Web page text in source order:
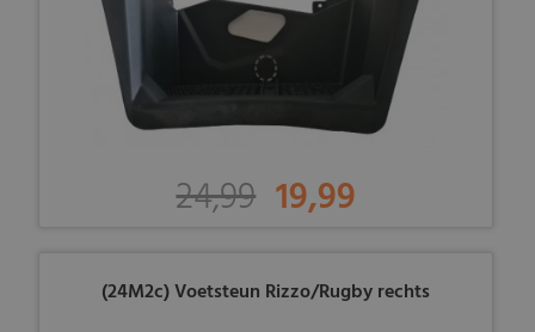
24,99 19,99
(24M2c) Voetsteun Rizzo/Rugby rechts